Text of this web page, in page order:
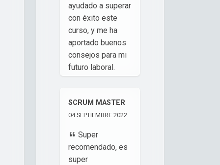
ayudado a superar
con éxito este
curso, y me ha
aportado buenos
consejos para mi
futuro laboral.
formación
recibida.
JULIO
BLAZQUEZ,
ARQUITECTO SOA
SCRUM MASTER
04 SEPTIEMBRE 2022
Super
recomendado, es
super